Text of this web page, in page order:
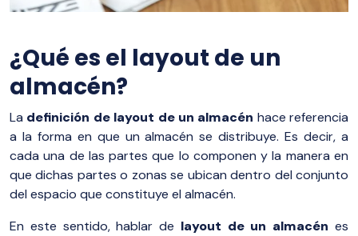
¿Qué es el layout de un
almacén?
La definición de layout de un almacén hace referencia
a la forma en que un almacén se distribuye. Es decir, a
cada una de las partes que lo componen y la manera en
que dichas partes o zonas se ubican dentro del conjunto
del espacio que constituye el almacén.
En este sentido, hablar de layout de un almacén es